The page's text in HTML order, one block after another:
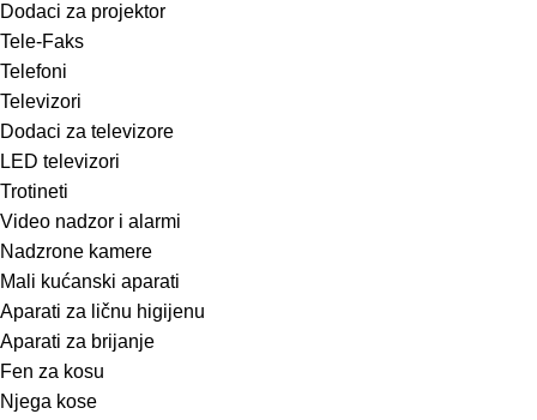
Dodaci za projektor
Tele-Faks
Telefoni
Televizori
Dodaci za televizore
LED televizori
Trotineti
Video nadzor i alarmi
Nadzrone kamere
Mali kućanski aparati
Aparati za ličnu higijenu
Aparati za brijanje
Fen za kosu
Njega kose